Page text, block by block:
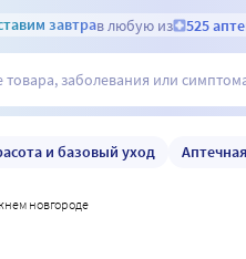
завтрав любую из 525
и базовый уход
новгороде